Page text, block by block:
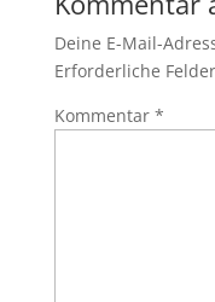
Deine E-Mail-
Erforderliche
Kommentar *